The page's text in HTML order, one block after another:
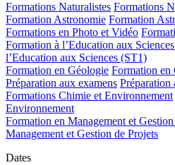
Formations Naturalistes Formations
Formation Astronomie Formation
Formations en Photo et Vidéo
Formation à l’Education aux
l’Education aux Sciences (ST1)
Formation en Géologie Formation en
Préparation aux examens Préparation
Formations Chimie et Environnement
Environnement
Formation en Management et
Management et Gestion de Projets
Dates